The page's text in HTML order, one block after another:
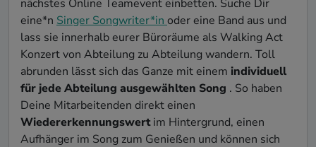
nächstes Online Teamevent einbetten. Suche Dir
eine*n Singer Songwriter*in oder eine Band aus und
lass sie innerhalb eurer Büroräume als Walking Act
Konzert von Abteilung zu Abteilung wandern. Toll
abrunden lässt sich das Ganze mit einem individuell
für jede Abteilung ausgewählten Song . So haben
Deine Mitarbeitenden direkt einen
Wiedererkennungswertim Hintergrund, einen
Aufhänger im Song zum Genießen und können sich